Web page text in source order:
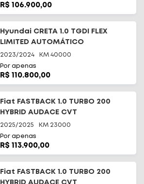
R$ 106.900,00
Hyundai CRETA 1.0 TGDI FLEX
LIMITED AUTOMÁTICO
2023/2024 KM 40000
Por apenas
R$ 110.800,00
Fiat FASTBACK 1.0 TURBO 200
HYBRID AUDACE CVT
2025/2025 KM 23000
Por apenas
R$ 113.900,00
Fiat FASTBACK 1.0 TURBO 200
HYBRID AUDACE CVT